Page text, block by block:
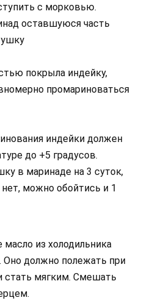
с морковью.
оставшуюся часть
покрыла индейку,
промариноваться
индейки должен
до +5 градусов.
в маринаде на 3 суток,
можно обойтись и 1
из холодильника
Оно должно полежать при
стать мягким. Смешать